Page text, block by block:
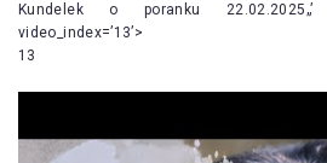
Kundelek o poranku 22.02.2025„’
video_index=’13’>
13